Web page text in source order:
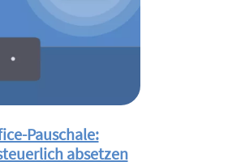
Pauschale:
absetzen